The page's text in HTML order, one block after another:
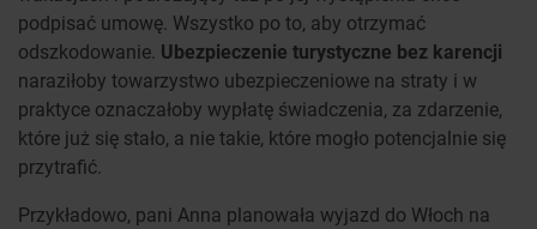
podpisać umowę. Wszystko po to, aby otrzymać
odszkodowanie. Ubezpieczenie turystyczne bez karencji
naraziłoby towarzystwo ubezpieczeniowe na straty i w
praktyce oznaczałoby wypłatę świadczenia, za zdarzenie,
które już się stało, a nie takie, które mogło potencjalnie się
przytrafić.
Przykładowo, pani Anna planowała wyjazd do Włoch na